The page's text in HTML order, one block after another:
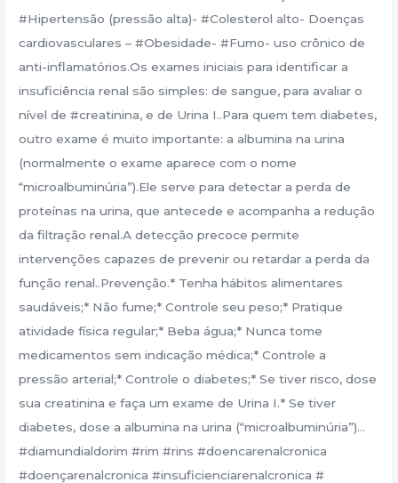
#Hipertensão (pressão alta)- #Colesterol alto- Doenças
cardiovasculares – #Obesidade- #Fumo- uso crônico de
anti-inflamatórios.️Os exames iniciais para identificar a
insuficiência renal são simples: de sangue, para avaliar o
nível de #creatinina, e de Urina I..️Para quem tem diabetes,
outro exame é muito importante: a albumina na urina
(normalmente o exame aparece com o nome
“microalbuminúria”).Ele serve para detectar a perda de
proteínas na urina, que antecede e acompanha a redução
da filtração renal.A detecção precoce permite
intervenções capazes de prevenir ou retardar a perda da
função renal..Prevenção.* Tenha hábitos alimentares
saudáveis;* Não fume;* Controle seu peso;* Pratique
atividade física regular;* Beba água;* Nunca tome
medicamentos sem indicação médica;* Controle a
pressão arterial;* Controle o diabetes;* Se tiver risco, dose
sua creatinina e faça um exame de Urina I.* Se tiver
diabetes, dose a albumina na urina (“microalbuminúria”)…
#diamundialdorim #rim #rins #doencarenalcronica
#doençarenalcronica #insuficienciarenalcronica #